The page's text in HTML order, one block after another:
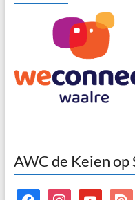
AWC de Keien op
facebookinstagramyoutubeissuu